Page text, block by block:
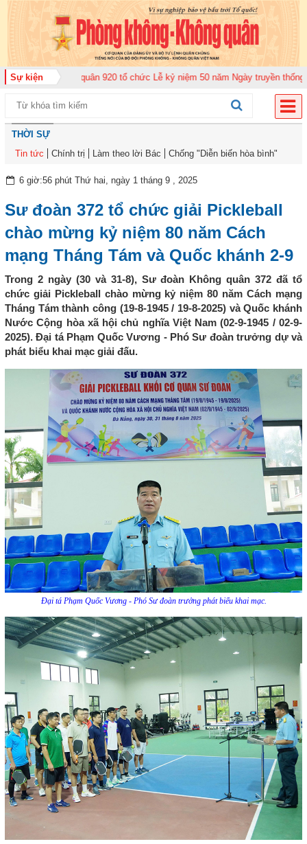
Sự kiện
đoàn Không quân 920 tổ chức Lễ kỷ niệm 50 năm Ngày truyền thống (12-
THỜI SỰ
Tin tức
Chính trị Làm theo lời Bác Chống "Diễn biến hòa bình"
6 giờ:56 phút Thứ hai, ngày 1 tháng 9 , 2025
Sư đoàn 372 tổ chức giải Pickleball
chào mừng kỷ niệm 80 năm Cách
mạng Tháng Tám và Quốc khánh 2-9
Trong 2 ngày (30 và 31-8), Sư đoàn Không quân 372 đã tổ
chức giải Pickleball chào mừng kỷ niệm 80 năm Cách mạng
Tháng Tám thành công (19-8-1945 / 19-8-2025) và Quốc khánh
Nước Cộng hòa xã hội chủ nghĩa Việt Nam (02-9-1945 / 02-9-
2025). Đại tá Phạm Quốc Vương - Phó Sư đoàn trưởng dự và
phát biểu khai mạc giải đấu.
Đại tá Phạm Quốc Vương - Phó Sư đoàn trưởng phát biểu khai mạc.